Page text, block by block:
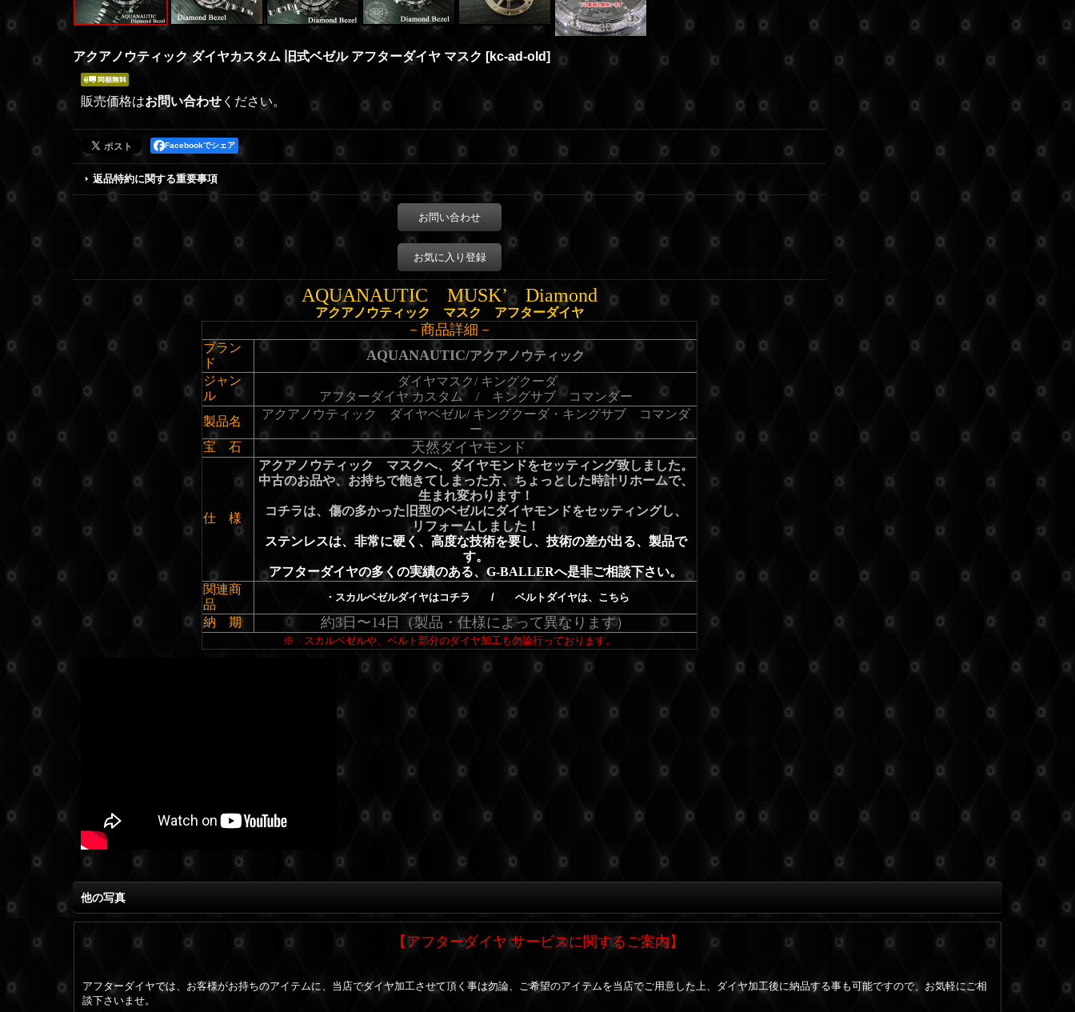
アクアノウティック ダイヤカスタム 旧式ベゼル アフターダイヤ マスク [kc-ad-old]
販売価格はお問い合わせ ください。
Facebookでシェア
返品特約に関する重要事項
お問い合わせ
お気に入り登録
AQUANAUTIC MUSK’ Diamond
アクアノウティック マスク アフターダイヤ
－商品詳細－
ブラン
ド
AQUANAUTIC/アクアノウティック
ジャン
ル
ダイヤマスク/ キングクーダ
アフターダイヤ カスタム / キングサブ コマンダー
製品名
アクアノウティック ダイヤベゼル/ キングクーダ・キングサブ コマンダ
ー
宝 石
天然ダイヤモンド
仕 様
アクアノウティック マスクへ、ダイヤモンドをセッティング致しました。
中古のお品や、お持ちで飽きてしまった方、ちょっとした時計リホームで、
生まれ変わります！
コチラは、傷の多かった旧型のベゼルにダイヤモンドをセッティングし、
リフォームしました！
ステンレスは、非常に硬く、高度な技術を要し、技術の差が出る、製品で
す。
アフターダイヤの多くの実績のある、G-BALLERへ是非ご相談下さい。
関連商
品
・スカルベゼルダイヤはコチラ / ベルトダイヤは、こちら
納 期 約3日〜14日（製品・仕様によって異なります）
※ スカルベゼルや、ベルト部分のダイヤ加工も勿論行っております。
他の写真
【アフターダイヤ サービスに関するご案内】
アフターダイヤでは、お客様がお持ちのアイテムに、当店でダイヤ加工させて頂く事は勿論、ご希望のアイテムを当店でご用意した上、ダイヤ加工後に納品する事も可能ですので、お気軽にご相
談下さいませ。